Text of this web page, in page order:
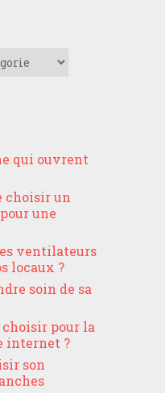
qui ouvrent
choisir un
une
ventilateurs
locaux ?
soin de sa
pour la
internet ?
son